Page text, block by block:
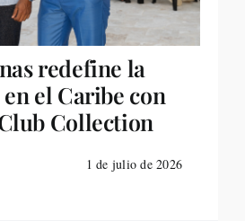
redefine la
el Caribe con
Collection
1 de julio de 2026